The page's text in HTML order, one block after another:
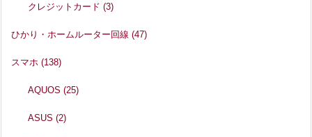
クレジットカード(3)
ひかり・ホームルーター回線 (47)
スマホ (138)
AQUOS(25)
ASUS(2)